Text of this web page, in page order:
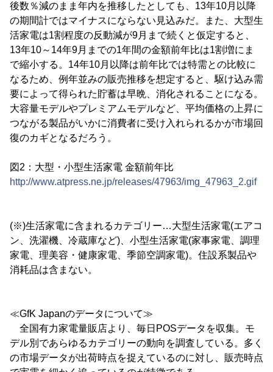
後数％減のまま年内を推移したとしても、13年10月以降
の期間計ではマイナスにならない見込みだ。また、大型生
活家電は1割程度の反動減が9月まで続くと仮定すると、
13年10～14年9月までの1年間の金額前年比は1割増にま
で縮小する。14年10月以降は前年比では特需との比較に
なるため、例年並みの販売推移を想定すると、駆け込み需
要によって得られた貯蓄は早晩、消化されることになる。
大容量モデルやプレミアムモデルなど、平均価格の上昇に
つながる製品がいかに消費者に受け入れられるかが市場回
復のカギとなるだろう。
図2：大型・小型生活家電 金額前年比
http://www.atpress.ne.jp/releases/47963/img_47963_2.gif
(※)生活家電に含まれるカテゴリー…大型生活家電(エアコ
ン、洗濯機、冷蔵庫など)、小型生活家電(家事家電、調理
家電、理美容・健康家電、季節空調家電)。住設系製品や
消耗品は含まない。
≪GfK Japanのデータについて≫
全国有力家電量販店より、毎日POSデータを収集。モ
デル別であらゆるカテゴリーの動向を調査している。多く
の市場データが出荷時点を捉えているのに対し、販売時点